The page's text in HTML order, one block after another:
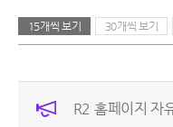
15개씩 보기 30개씩 보기
R2 홈페이지 자